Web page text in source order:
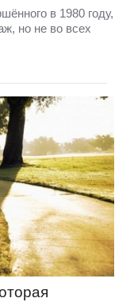
в 1980 году,
но не во всех